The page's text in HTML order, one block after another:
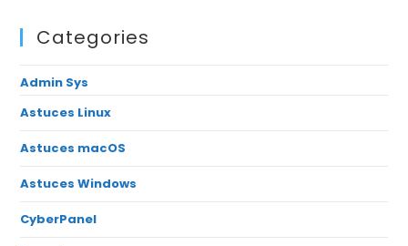
Categories
Admin Sys
Astuces Linux
Astuces macOS
Astuces Windows
CyberPanel